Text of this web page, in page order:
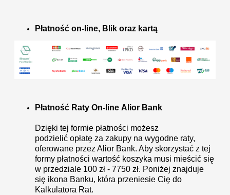
Płatność on-line, Blik oraz kartą
Płatność Raty On-line Alior Bank
Dzięki tej formie płatności możesz
podzielić opłatę za zakupy na wygodne raty,
oferowane przez Alior Bank. Aby skorzystać z tej
formy płatności wartość koszyka musi mieścić się
w przedziale 100 zł - 7750 zł. Poniżej znajduje
się ikona Banku, która przeniesie Cię do
Kalkulatora Rat.